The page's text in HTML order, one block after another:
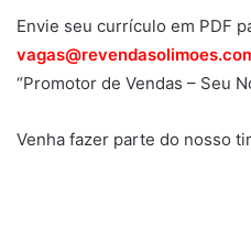
Envie seu currículo em PDF
“Promotor de Vendas – Seu
Venha fazer parte do nosso